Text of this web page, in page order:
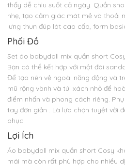
thấy dễ chịu suốt cả ngày. Quần
nhẹ, tạo cảm giác mát mẻ và thoải
lưng thun đúp lót cao cấp, form
Phối Đồ
Set áo babydoll mix quần short
Bạn có thể kết hợp với một đôi
Để tạo nên vẻ ngoài năng động và
mũ rộng vành và túi xách nhỏ để
điểm nhấn và phong cách riêng.
tay đơn giản . Là lựa chọn tuyệt vời
phục.
Lợi Ích
Áo babydoll mix quần short Cosy
mái mà còn rất phù hợp cho nhiều